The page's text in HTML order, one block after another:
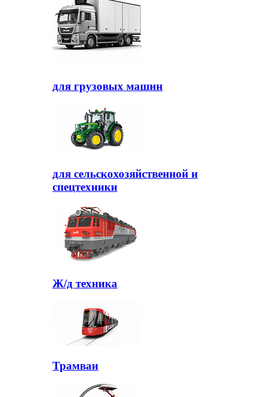
для грузовых машин
для сельскохозяйственной и
спецтехники
Ж/д техника
Трамваи